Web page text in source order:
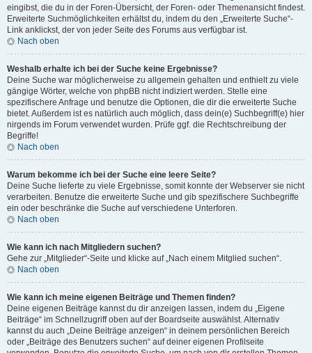
eingibst, die du in der Foren-Übersicht, der Foren- oder Themenansicht findest.
Erweiterte Suchmöglichkeiten erhältst du, indem du den „Erweiterte Suche“-
Link anklickst, der von jeder Seite des Forums aus verfügbar ist.
Nach oben
Weshalb erhalte ich bei der Suche keine Ergebnisse?
Deine Suche war möglicherweise zu allgemein gehalten und enthielt zu viele
gängige Wörter, welche von phpBB nicht indiziert werden. Stelle eine
spezifischere Anfrage und benutze die Optionen, die dir die erweiterte Suche
bietet. Außerdem ist es natürlich auch möglich, dass dein(e) Suchbegriff(e) hier
nirgends im Forum verwendet wurden. Prüfe ggf. die Rechtschreibung der
Begriffe!
Nach oben
Warum bekomme ich bei der Suche eine leere Seite?
Deine Suche lieferte zu viele Ergebnisse, somit konnte der Webserver sie nicht
verarbeiten. Benutze die erweiterte Suche und gib spezifischere Suchbegriffe
ein oder beschränke die Suche auf verschiedene Unterforen.
Nach oben
Wie kann ich nach Mitgliedern suchen?
Gehe zur „Mitglieder“-Seite und klicke auf „Nach einem Mitglied suchen“.
Nach oben
Wie kann ich meine eigenen Beiträge und Themen finden?
Deine eigenen Beiträge kannst du dir anzeigen lassen, indem du „Eigene
Beiträge“ im Schnellzugriff oben auf der Boardseite auswählst. Alternativ
kannst du auch „Deine Beiträge anzeigen“ in deinem persönlichen Bereich
oder „Beiträge des Benutzers suchen“ auf deiner eigenen Profilseite